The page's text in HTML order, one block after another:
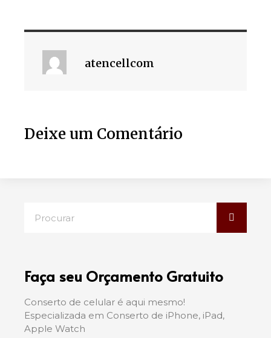
atencellcom
Deixe um Comentário
Faça seu Orçamento Gratuito
Conserto de celular é aqui mesmo!
Especializada em Conserto de iPhone, iPad,
Apple Watch